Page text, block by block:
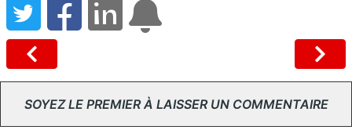
SOYEZ LE PREMIER À LAISSER UN COMMENTAIRE